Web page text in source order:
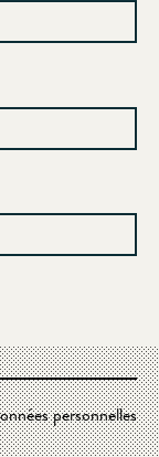
personnelles